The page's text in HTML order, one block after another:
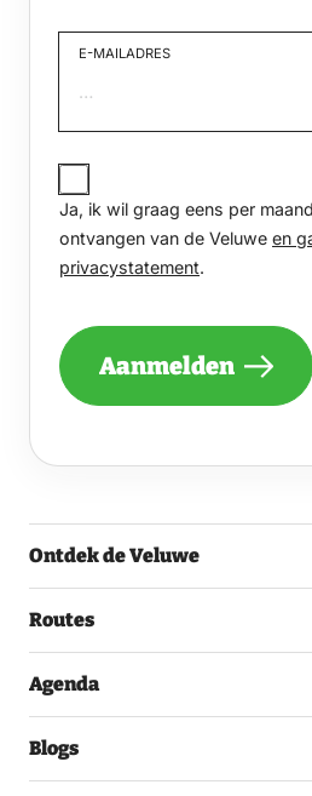
E-MAILADRES
JA,
IK
WIL
GRAAG
EENS
PER
EEN
ONTVANGEN
EN
HET
Ja, ik wil graag eens per
ontvangen van de Veluwe en
privacystatement.
Aanmelden
Ontdek de Veluwe
Routes
Agenda
Blogs